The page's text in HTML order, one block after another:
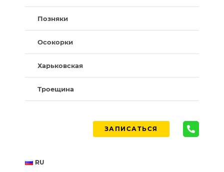
Позняки
Осокорки
Харьковская
Троещина
ЗАПИСАТЬСЯ
RU